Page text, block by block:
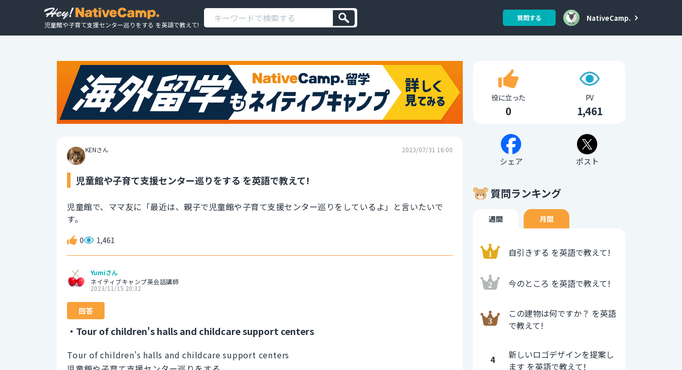
児童館や子育て支援センター巡りをする を英語で教えて!
質問する NativeCamp.
KENさん 2023/07/31 16:00
児童館や子育て支援センター巡りをする を英語で教えて!
児童館で、ママ友に「最近は、親子で児童館や子育て支援センター巡りをしているよ」と言いたいで
す。
0 1,461
Yumiさん
ネイティブキャンプ英会話講師
2023/11/15 20:32
回答
・Tour of children's halls and childcare support centers
Tour of children's halls and childcare support centers
役に立った
0
PV
1,461
シェア ポスト
質問ランキング
週間 月間
自引きする を英語で教えて!
今のところ を英語で教えて!
この建物は何ですか？ を英語
で教えて!
4
新しいロゴデザインを提案し
ます を英語で教えて!